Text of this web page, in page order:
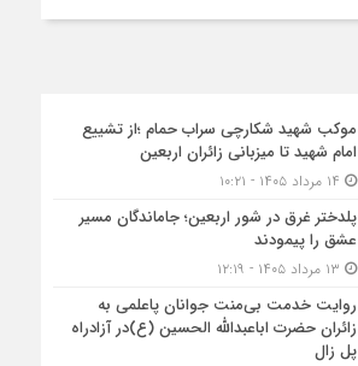
موکب شهید شکارچی سراب حمام ؛از تشییع
امام شهید تا میزبانی زائران اربعین
پلدختر غرق در شور اربعین؛ جاماندگان مسیر
عشق را پیمودند
روایت خدمت بی‌منت جوانان پاعلمی به
زائران حضرت اباعبدالله الحسین (ع)در آزادراه
پل زال